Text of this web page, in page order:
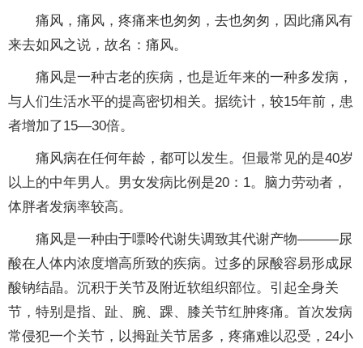
痛风，痛风，疼痛来也匆匆，去也匆匆，因此痛风有
来去如风之说，故名：痛风。
痛风是一种古老的疾病，也是近年来的一种多发病，
与人们生活水平的提高密切相关。据统计，较15年前，患
者增加了15—30倍。
痛风病在任何年龄，都可以发生。但最常见的是40岁
以上的中年男人。男女发病比例是20：1。脑力劳动者，
体胖者发病率较高。
痛风是一种由于嘌呤代谢失调致其代谢产物———尿
酸在人体内浓度增高所致的疾病。过多的尿酸容易形成尿
酸钠结晶。沉积于关节及附近软组织部位。引起全身关
节，特别是指、趾、腕、踝、膝关节红肿疼痛。首次发病
常侵犯一个关节，以拇趾关节居多，疼痛难以忍受，24小